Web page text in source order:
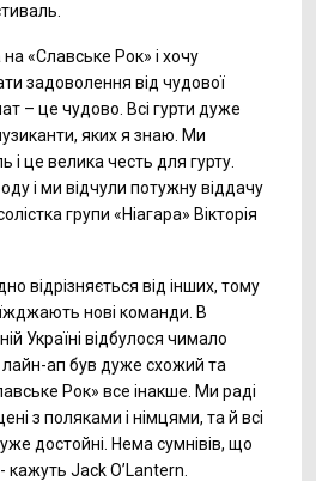
«Славське Рок» і хочу
задоволення від чудової
– це чудово. Всі гурти дуже
яких я знаю. Ми
і це велика честь для гурту.
і ми відчули потужну віддачу
групи «Ніагара» Вікторія
відрізняється від інших, тому
нові команди. В
Україні відбулося чимало
лайн-ап був дуже схожий та
Рок» все інакше. Ми раді
з поляками і німцями, та й всі
достойні. Нема сумнівів, що
кажуть Jack O’Lantern.